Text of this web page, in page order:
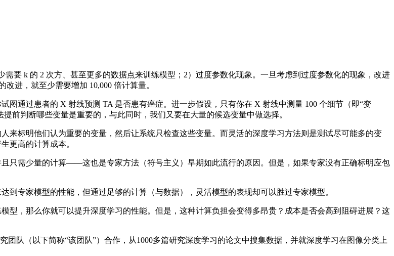
k 的 2 次方、甚至更多的数据点来训练模型；2）过度参数化现象。一旦考虑到过度参数化的现象，改进
进，就至少需要增加 10,000 倍计算量。
通过患者的 X 射线预测 TA 是否患有癌症。进一步假设，只有你在 X 射线中测量 100 个细节（即“变
前判断哪些变量是重要的，与此同时，我们又要在大量的候选变量中做选择。
标明他们认为重要的变量，然后让系统只检查这些变量。而灵活的深度学习方法则是测试尽可能多的变
更高的计算成本。
需少量的计算——这也是专家方法（符号主义）早期如此流行的原因。但是，如果专家没有正确标明应包
专家模型的性能，但通过足够的计算（与数据），灵活模型的表现却可以胜过专家模型。
，那么你就可以提升深度学习的性能。但是，这种计算负担会变得多昂贵？成本是否会高到阻碍进展？这
（以下简称“该团队”）合作，从1000多篇研究深度学习的论文中搜集数据，并就深度学习在图像分类上